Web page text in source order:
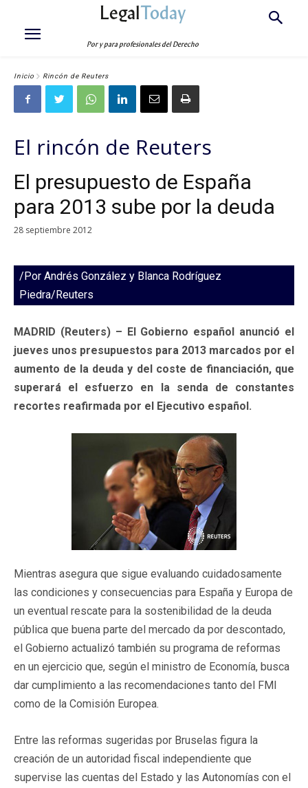
LegalToday
Por y para profesionales del Derecho
Inicio Rincón de Reuters
El rincón de Reuters
El presupuesto de España
para 2013 sube por la deuda
28 septiembre 2012
/Por Andrés González y Blanca Rodríguez
Piedra/Reuters
MADRID (Reuters) – El Gobierno español anunció el
jueves unos presupuestos para 2013 marcados por el
aumento de la deuda y del coste de financiación, que
superará el esfuerzo en la senda de constantes
recortes reafirmada por el Ejecutivo español.
Mientras asegura que sigue evaluando cuidadosamente
las condiciones y consecuencias para España y Europa de
un eventual rescate para la sostenibilidad de la deuda
pública que buena parte del mercado da por descontado,
el Gobierno actualizó también su programa de reformas
en un ejercicio que, según el ministro de Economía, busca
dar cumplimiento a las recomendaciones tanto del FMI
como de la Comisión Europea.
Entre las reformas sugeridas por Bruselas figura la
creación de un autoridad fiscal independiente que
supervise las cuentas del Estado y las Autonomías con el